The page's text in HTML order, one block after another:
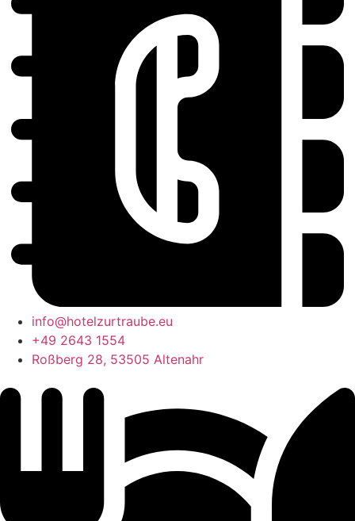
info@hotelzurtraube.eu
+49 2643 1554
Roßberg 28, 53505 Altenahr